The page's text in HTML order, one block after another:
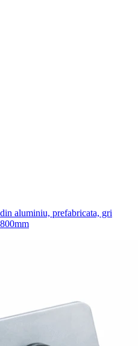
aluminiu, prefabricata, gri